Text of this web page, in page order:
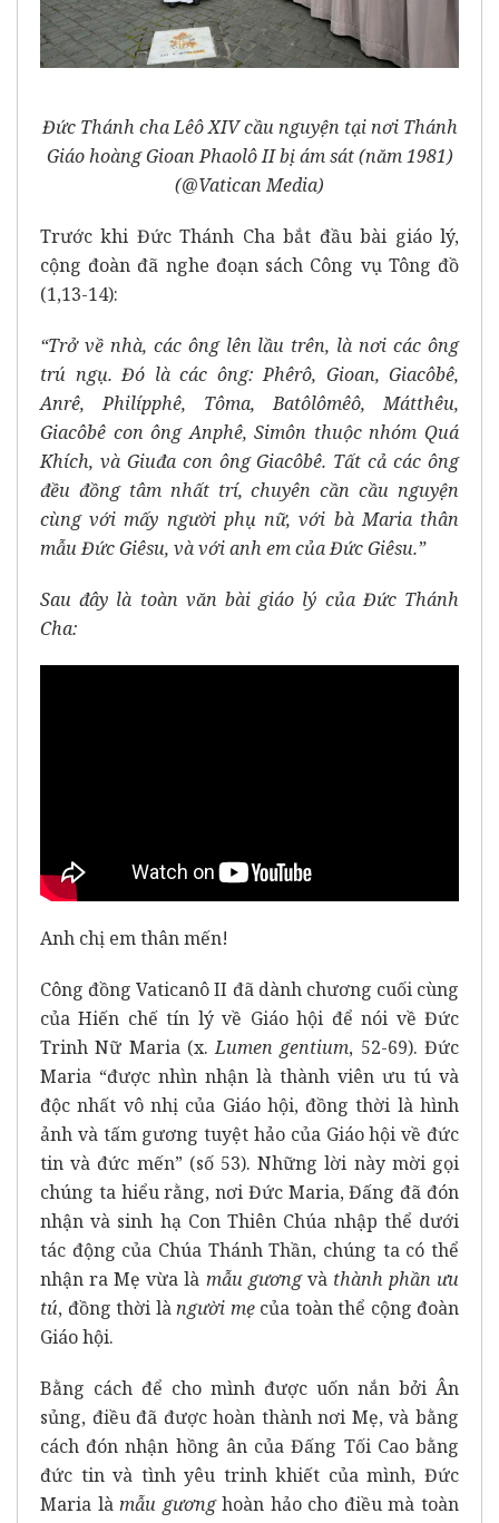
Đức Thánh cha Lêô XIV cầu nguyện tại nơi Thánh
Giáo hoàng Gioan Phaolô II bị ám sát (năm 1981)
(@Vatican Media)
Trước khi Đức Thánh Cha bắt đầu bài giáo lý,
cộng đoàn đã nghe đoạn sách Công vụ Tông đồ
(1,13-14):
“Trở về nhà, các ông lên lầu trên, là nơi các ông
trú ngụ. Đó là các ông: Phêrô, Gioan, Giacôbê,
Anrê, Philípphê, Tôma, Batôlômêô, Mátthêu,
Giacôbê con ông Anphê, Simôn thuộc nhóm Quá
Khích, và Giuđa con ông Giacôbê. Tất cả các ông
đều đồng tâm nhất trí, chuyên cần cầu nguyện
cùng với mấy người phụ nữ, với bà Maria thân
mẫu Đức Giêsu, và với anh em của Đức Giêsu.”
Sau đây là toàn văn bài giáo lý của Đức Thánh
Cha:
Anh chị em thân mến!
Công đồng Vaticanô II đã dành chương cuối cùng
của Hiến chế tín lý về Giáo hội để nói về Đức
Trinh Nữ Maria (x.Lumen gentium, 52-69). Đức
Maria “được nhìn nhận là thành viên ưu tú và
độc nhất vô nhị của Giáo hội, đồng thời là hình
ảnh và tấm gương tuyệt hảo của Giáo hội về đức
tin và đức mến” (số 53). Những lời này mời gọi
chúng ta hiểu rằng, nơi Đức Maria, Đấng đã đón
nhận và sinh hạ Con Thiên Chúa nhập thể dưới
tác động của Chúa Thánh Thần, chúng ta có thể
nhận ra Mẹ vừa là mẫu gươngvà thành phần ưu
tú, đồng thời làngười mẹcủa toàn thể cộng đoàn
Giáo hội.
Bằng cách để cho mình được uốn nắn bởi Ân
sủng, điều đã được hoàn thành nơi Mẹ, và bằng
cách đón nhận hồng ân của Đấng Tối Cao bằng
đức tin và tình yêu trinh khiết của mình, Đức
Maria làmẫu gươnghoàn hảo cho điều mà toàn